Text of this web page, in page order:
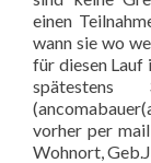
einen
wann sie wo
für diesen Lauf
vorher per
Wohnort,